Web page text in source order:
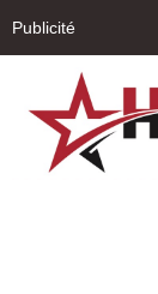
Publicité